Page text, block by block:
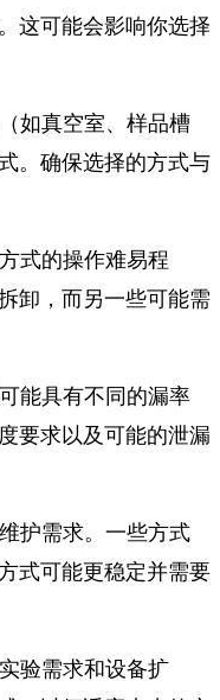
这可能会影响你选择
如真空室、样品槽
。确保选择的方式与
式的操作难易程
卸，而另一些可能需
能具有不同的漏率
要求以及可能的泄漏
护需求。一些方式
式可能更稳定并需要
验需求和设备扩